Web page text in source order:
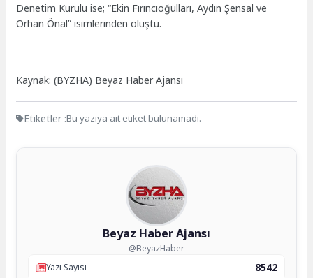
Denetim Kurulu ise; “Ekin Fırıncıoğulları, Aydın Şensal ve
Orhan Önal” isimlerinden oluştu.
Kaynak: (BYZHA) Beyaz Haber Ajansı
Etiketler :Bu yazıya ait etiket bulunamadı.
Beyaz Haber Ajansı
@BeyazHaber
Yazı Sayısı
8542